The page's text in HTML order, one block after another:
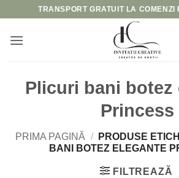
content
TRANSPORT GRATUIT LA COMENZI
Plicuri bani botez
Princess
PRIMA PAGINĂ /
PRODUSE
BANI BOTEZ ELEGANTE
FILTREAZĂ